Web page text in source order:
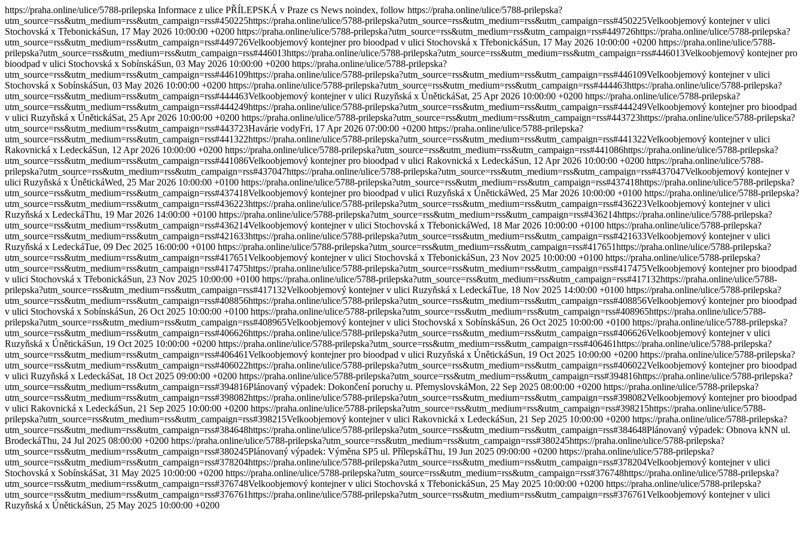
https://praha.online/ulice/5788-prilepska Informace z ulice PŘÍLEPSKÁ v Praze cs News noindex, follow https://praha.online/ulice/5788-prilepska?
utm_source=rss&utm_medium=rss&utm_campaign=rss#450225https://praha.online/ulice/5788-prilepska?utm_source=rss&utm_medium=rss&utm_campaign=rss#450225Velkoobjemový kontejner v ulici
Stochovská x TřebonickáSun, 17 May 2026 10:00:00 +0200 https://praha.online/ulice/5788-prilepska?utm_source=rss&utm_medium=rss&utm_campaign=rss#449726https://praha.online/ulice/5788-prilepska?
utm_source=rss&utm_medium=rss&utm_campaign=rss#449726Velkoobjemový kontejner pro bioodpad v ulici Stochovská x TřebonickáSun, 17 May 2026 10:00:00 +0200 https://praha.online/ulice/5788-
prilepska?utm_source=rss&utm_medium=rss&utm_campaign=rss#446013https://praha.online/ulice/5788-prilepska?utm_source=rss&utm_medium=rss&utm_campaign=rss#446013Velkoobjemový kontejner pro
bioodpad v ulici Stochovská x SobínskáSun, 03 May 2026 10:00:00 +0200 https://praha.online/ulice/5788-prilepska?
utm_source=rss&utm_medium=rss&utm_campaign=rss#446109https://praha.online/ulice/5788-prilepska?utm_source=rss&utm_medium=rss&utm_campaign=rss#446109Velkoobjemový kontejner v ulici
Stochovská x SobínskáSun, 03 May 2026 10:00:00 +0200 https://praha.online/ulice/5788-prilepska?utm_source=rss&utm_medium=rss&utm_campaign=rss#444463https://praha.online/ulice/5788-prilepska?
utm_source=rss&utm_medium=rss&utm_campaign=rss#444463Velkoobjemový kontejner v ulici Ruzyňská x ÚnětickáSat, 25 Apr 2026 10:00:00 +0200 https://praha.online/ulice/5788-prilepska?
utm_source=rss&utm_medium=rss&utm_campaign=rss#444249https://praha.online/ulice/5788-prilepska?utm_source=rss&utm_medium=rss&utm_campaign=rss#444249Velkoobjemový kontejner pro bioodpad
v ulici Ruzyňská x ÚnětickáSat, 25 Apr 2026 10:00:00 +0200 https://praha.online/ulice/5788-prilepska?utm_source=rss&utm_medium=rss&utm_campaign=rss#443723https://praha.online/ulice/5788-prilepska?
utm_source=rss&utm_medium=rss&utm_campaign=rss#443723Havárie vodyFri, 17 Apr 2026 07:00:00 +0200 https://praha.online/ulice/5788-prilepska?
utm_source=rss&utm_medium=rss&utm_campaign=rss#441322https://praha.online/ulice/5788-prilepska?utm_source=rss&utm_medium=rss&utm_campaign=rss#441322Velkoobjemový kontejner v ulici
Rakovnická x LedeckáSun, 12 Apr 2026 10:00:00 +0200 https://praha.online/ulice/5788-prilepska?utm_source=rss&utm_medium=rss&utm_campaign=rss#441086https://praha.online/ulice/5788-prilepska?
utm_source=rss&utm_medium=rss&utm_campaign=rss#441086Velkoobjemový kontejner pro bioodpad v ulici Rakovnická x LedeckáSun, 12 Apr 2026 10:00:00 +0200 https://praha.online/ulice/5788-
prilepska?utm_source=rss&utm_medium=rss&utm_campaign=rss#437047https://praha.online/ulice/5788-prilepska?utm_source=rss&utm_medium=rss&utm_campaign=rss#437047Velkoobjemový kontejner v
ulici Ruzyňská x ÚnětickáWed, 25 Mar 2026 10:00:00 +0100 https://praha.online/ulice/5788-prilepska?utm_source=rss&utm_medium=rss&utm_campaign=rss#437418https://praha.online/ulice/5788-prilepska?
utm_source=rss&utm_medium=rss&utm_campaign=rss#437418Velkoobjemový kontejner pro bioodpad v ulici Ruzyňská x ÚnětickáWed, 25 Mar 2026 10:00:00 +0100 https://praha.online/ulice/5788-prilepska?
utm_source=rss&utm_medium=rss&utm_campaign=rss#436223https://praha.online/ulice/5788-prilepska?utm_source=rss&utm_medium=rss&utm_campaign=rss#436223Velkoobjemový kontejner v ulici
Ruzyňská x LedeckáThu, 19 Mar 2026 14:00:00 +0100 https://praha.online/ulice/5788-prilepska?utm_source=rss&utm_medium=rss&utm_campaign=rss#436214https://praha.online/ulice/5788-prilepska?
utm_source=rss&utm_medium=rss&utm_campaign=rss#436214Velkoobjemový kontejner v ulici Stochovská x TřebonickáWed, 18 Mar 2026 10:00:00 +0100 https://praha.online/ulice/5788-prilepska?
utm_source=rss&utm_medium=rss&utm_campaign=rss#421633https://praha.online/ulice/5788-prilepska?utm_source=rss&utm_medium=rss&utm_campaign=rss#421633Velkoobjemový kontejner v ulici
Ruzyňská x LedeckáTue, 09 Dec 2025 16:00:00 +0100 https://praha.online/ulice/5788-prilepska?utm_source=rss&utm_medium=rss&utm_campaign=rss#417651https://praha.online/ulice/5788-prilepska?
utm_source=rss&utm_medium=rss&utm_campaign=rss#417651Velkoobjemový kontejner v ulici Stochovská x TřebonickáSun, 23 Nov 2025 10:00:00 +0100 https://praha.online/ulice/5788-prilepska?
utm_source=rss&utm_medium=rss&utm_campaign=rss#417475https://praha.online/ulice/5788-prilepska?utm_source=rss&utm_medium=rss&utm_campaign=rss#417475Velkoobjemový kontejner pro bioodpad
v ulici Stochovská x TřebonickáSun, 23 Nov 2025 10:00:00 +0100 https://praha.online/ulice/5788-prilepska?utm_source=rss&utm_medium=rss&utm_campaign=rss#417132https://praha.online/ulice/5788-
prilepska?utm_source=rss&utm_medium=rss&utm_campaign=rss#417132Velkoobjemový kontejner v ulici Ruzyňská x LedeckáTue, 18 Nov 2025 14:00:00 +0100 https://praha.online/ulice/5788-prilepska?
utm_source=rss&utm_medium=rss&utm_campaign=rss#408856https://praha.online/ulice/5788-prilepska?utm_source=rss&utm_medium=rss&utm_campaign=rss#408856Velkoobjemový kontejner pro bioodpad
v ulici Stochovská x SobínskáSun, 26 Oct 2025 10:00:00 +0100 https://praha.online/ulice/5788-prilepska?utm_source=rss&utm_medium=rss&utm_campaign=rss#408965https://praha.online/ulice/5788-
prilepska?utm_source=rss&utm_medium=rss&utm_campaign=rss#408965Velkoobjemový kontejner v ulici Stochovská x SobínskáSun, 26 Oct 2025 10:00:00 +0100 https://praha.online/ulice/5788-prilepska?
utm_source=rss&utm_medium=rss&utm_campaign=rss#406626https://praha.online/ulice/5788-prilepska?utm_source=rss&utm_medium=rss&utm_campaign=rss#406626Velkoobjemový kontejner v ulici
Ruzyňská x ÚnětickáSun, 19 Oct 2025 10:00:00 +0200 https://praha.online/ulice/5788-prilepska?utm_source=rss&utm_medium=rss&utm_campaign=rss#406461https://praha.online/ulice/5788-prilepska?
utm_source=rss&utm_medium=rss&utm_campaign=rss#406461Velkoobjemový kontejner pro bioodpad v ulici Ruzyňská x ÚnětickáSun, 19 Oct 2025 10:00:00 +0200 https://praha.online/ulice/5788-prilepska?
utm_source=rss&utm_medium=rss&utm_campaign=rss#406022https://praha.online/ulice/5788-prilepska?utm_source=rss&utm_medium=rss&utm_campaign=rss#406022Velkoobjemový kontejner pro bioodpad
v ulici Ruzyňská x LedeckáSat, 18 Oct 2025 09:00:00 +0200 https://praha.online/ulice/5788-prilepska?utm_source=rss&utm_medium=rss&utm_campaign=rss#394816https://praha.online/ulice/5788-prilepska?
utm_source=rss&utm_medium=rss&utm_campaign=rss#394816Plánovaný výpadek: Dokončení poruchy u. PřemyslovskáMon, 22 Sep 2025 08:00:00 +0200 https://praha.online/ulice/5788-prilepska?
utm_source=rss&utm_medium=rss&utm_campaign=rss#398082https://praha.online/ulice/5788-prilepska?utm_source=rss&utm_medium=rss&utm_campaign=rss#398082Velkoobjemový kontejner pro bioodpad
v ulici Rakovnická x LedeckáSun, 21 Sep 2025 10:00:00 +0200 https://praha.online/ulice/5788-prilepska?utm_source=rss&utm_medium=rss&utm_campaign=rss#398215https://praha.online/ulice/5788-
prilepska?utm_source=rss&utm_medium=rss&utm_campaign=rss#398215Velkoobjemový kontejner v ulici Rakovnická x LedeckáSun, 21 Sep 2025 10:00:00 +0200 https://praha.online/ulice/5788-prilepska?
utm_source=rss&utm_medium=rss&utm_campaign=rss#384648https://praha.online/ulice/5788-prilepska?utm_source=rss&utm_medium=rss&utm_campaign=rss#384648Plánovaný výpadek: Obnova kNN ul.
BrodeckáThu, 24 Jul 2025 08:00:00 +0200 https://praha.online/ulice/5788-prilepska?utm_source=rss&utm_medium=rss&utm_campaign=rss#380245https://praha.online/ulice/5788-prilepska?
utm_source=rss&utm_medium=rss&utm_campaign=rss#380245Plánovaný výpadek: Výměna SP5 ul. PřílepskáThu, 19 Jun 2025 09:00:00 +0200 https://praha.online/ulice/5788-prilepska?
utm_source=rss&utm_medium=rss&utm_campaign=rss#378204https://praha.online/ulice/5788-prilepska?utm_source=rss&utm_medium=rss&utm_campaign=rss#378204Velkoobjemový kontejner v ulici
Stochovská x SobínskáSat, 31 May 2025 10:00:00 +0200 https://praha.online/ulice/5788-prilepska?utm_source=rss&utm_medium=rss&utm_campaign=rss#376748https://praha.online/ulice/5788-prilepska?
utm_source=rss&utm_medium=rss&utm_campaign=rss#376748Velkoobjemový kontejner v ulici Stochovská x TřebonickáSun, 25 May 2025 10:00:00 +0200 https://praha.online/ulice/5788-prilepska?
utm_source=rss&utm_medium=rss&utm_campaign=rss#376761https://praha.online/ulice/5788-prilepska?utm_source=rss&utm_medium=rss&utm_campaign=rss#376761Velkoobjemový kontejner v ulici
Ruzyňská x ÚnětickáSun, 25 May 2025 10:00:00 +0200